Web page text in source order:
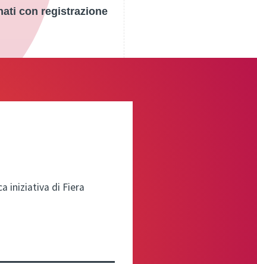
con registrazione
iniziativa di Fiera